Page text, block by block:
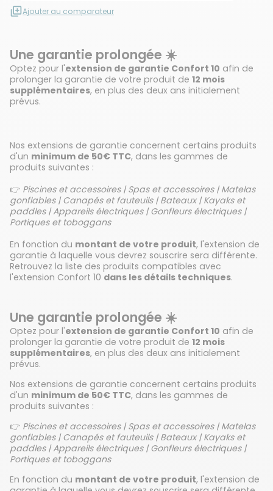
Ajouter au comparateur
Une garantie prolongée ☀️
Optez pour l'extension de garantie Confort 10 afin de
prolonger la garantie de votre produit de 12 mois
supplémentaires, en plus des deux ans initialement
prévus.
Nos extensions de garantie concernent certains produits
d'un minimum de 50€ TTC, dans les gammes de
produits suivantes :
👉 Piscines et accessoires | Spas et accessoires | Matelas
gonflables | Canapés et fauteuils | Bateaux | Kayaks et
paddles | Appareils électriques | Gonfleurs électriques |
Portiques et toboggans
En fonction du montant de votre produit, l'extension de
garantie à laquelle vous devrez souscrire sera différente.
Retrouvez la liste des produits compatibles avec
l'extension Confort 10 dans les détails techniques.
Une garantie prolongée ☀️
Optez pour l'extension de garantie Confort 10 afin de
prolonger la garantie de votre produit de 12 mois
supplémentaires, en plus des deux ans initialement
prévus.
Nos extensions de garantie concernent certains produits
d'un minimum de 50€ TTC, dans les gammes de
produits suivantes :
👉 Piscines et accessoires | Spas et accessoires | Matelas
gonflables | Canapés et fauteuils | Bateaux | Kayaks et
paddles | Appareils électriques | Gonfleurs électriques |
Portiques et toboggans
En fonction du montant de votre produit, l'extension de